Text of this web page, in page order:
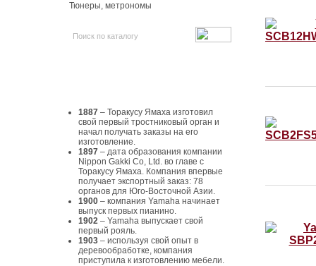
Тюнеры, метрономы
1887 – Торакусу Ямаха изготовил
свой первый тростниковый орган и
начал получать заказы на его
изготовление.
1897 – дата образования компании
Nippon Gakki Co, Ltd. во главе с
Торакусу Ямаха. Компания впервые
получает экспортный заказ: 78
органов для Юго-Восточной Азии.
1900 – компания Yamaha начинает
выпуск первых пианино.
1902 – Yamaha выпускает свой
первый рояль.
1903 – используя свой опыт в
деревообработке, компания
приступила к изготовлению мебели.